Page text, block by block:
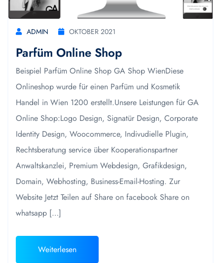
ADMIN OKTOBER 2021
Parfüm Online Shop
Beispiel Parfüm Online Shop GA Shop WienDiese
Onlineshop wurde für einen Parfüm und Kosmetik
Handel in Wien 1200 erstellt.Unsere Leistungen für GA
Online Shop:Logo Design, Signatür Design, Corporate
Identity Design, Woocommerce, Indivudielle Plugin,
Rechtsberatung service über Kooperationspartner
Anwaltskanzlei, Premium Webdesign, Grafikdesign,
Domain, Webhosting, Business-Email-Hosting. Zur
Website Jetzt Teilen auf Share on facebook Share on
whatsapp […]
Weiterlesen